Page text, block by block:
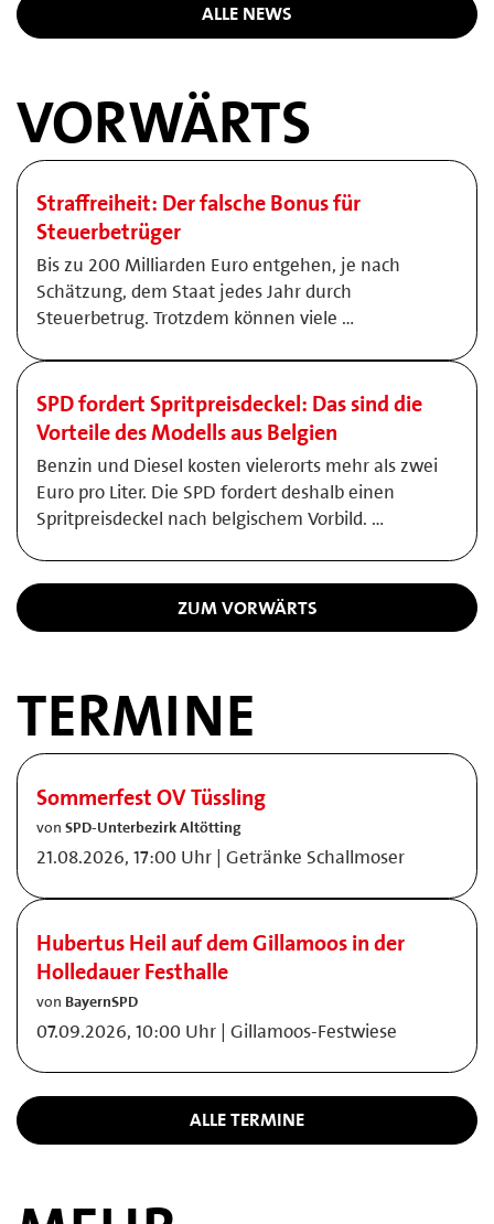
ALLE NEWS
VORWÄRTS
Straffreiheit: Der falsche Bonus für
Steuerbetrüger
Bis zu 200 Milliarden Euro entgehen, je nach
Schätzung, dem Staat jedes Jahr durch
Steuerbetrug. Trotzdem können viele …
SPD fordert Spritpreisdeckel: Das sind die
Vorteile des Modells aus Belgien
Benzin und Diesel kosten vielerorts mehr als zwei
Euro pro Liter. Die SPD fordert deshalb einen
Spritpreisdeckel nach belgischem Vorbild. …
ZUM VORWÄRTS
TERMINE
Sommerfest OV Tüssling
von SPD-Unterbezirk Altötting
21.08.2026, 17:00 Uhr | Getränke Schallmoser
Hubertus Heil auf dem Gillamoos in der
Holledauer Festhalle
von BayernSPD
07.09.2026, 10:00 Uhr | Gillamoos-Festwiese
ALLE TERMINE